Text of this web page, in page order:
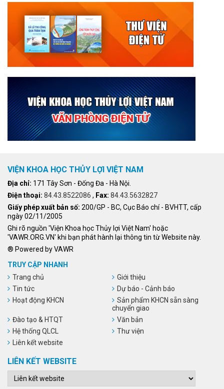
VIỆN KHOA HỌC THỦY LỢI VIỆT NAM
Địa chỉ: 171 Tây Sơn - Đống Đa - Hà Nội.
Điện thoại: 84.43.8522086 , Fax: 84.43.5632827
Giấy phép xuất bản số: 200/GP - BC, Cục Báo chí - BVHTT, cấp
ngày 02/11/2005
Ghi rõ nguồn 'Viện Khoa học Thủy lợi Việt Nam' hoặc
'VAWR.ORG.VN' khi bạn phát hành lại thông tin từ Website này.
® Powered by VAWR
TRUY CẬP NHANH
Trang chủ
Giới thiệu
Tin tức
Dự báo - Cảnh báo
Hoạt động KHCN
Sản phẩm KHCN sẵn sàng
chuyển giao
Đào tạo & HTQT
Văn bản
Hệ thống QLCL
Thư viện
Liên kết website
LIÊN KẾT WEBSITE